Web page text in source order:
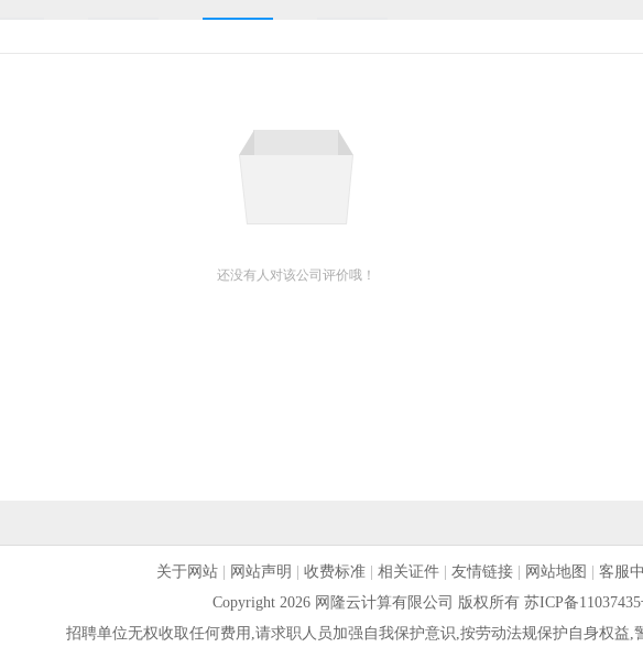
还没有人对该公司评价哦！
关于网站| 网站声明 收费标准| 相关证件| 友情链接| 网站地图 客服
Copyright 2026 网隆云计算有限公司 版权所有 苏ICP备
招聘单位无权收取任何费用,请求职人员加强自我保护意识,按劳动法规保护自身权益,